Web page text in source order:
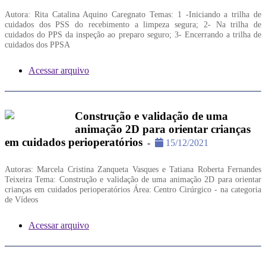
Autora: Rita Catalina Aquino Caregnato Temas: 1 -Iniciando a trilha de
cuidados dos PSS do recebimento a limpeza segura; 2- Na trilha de
cuidados do PPS da inspeção ao preparo seguro; 3- Encerrando a trilha de
cuidados dos PPSA
Acessar arquivo
Construção e validação de uma
animação 2D para orientar crianças
em cuidados perioperatórios - 15/12/2021
Autoras: Marcela Cristina Zanqueta Vasques e Tatiana Roberta Fernandes
Teixeira Tema: Construção e validação de uma animação 2D para orientar
crianças em cuidados perioperatórios Área: Centro Cirúrgico - na categoria
de Vídeos
Acessar arquivo